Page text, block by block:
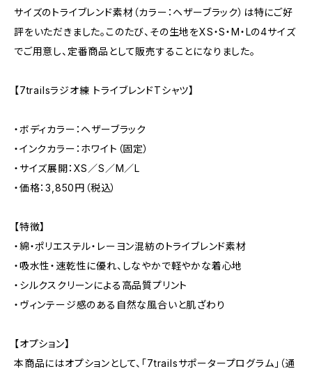
サイズのトライブレンド素材（カラー：ヘザーブラック）は特にご好
評をいただきました。このたび、その生地をXS・S・M・Lの4サイズ
でご用意し、定番商品として販売することになりました。
【7trailsラジオ練 トライブレンドTシャツ】
・ボディカラー：ヘザーブラック
・インクカラー：ホワイト（固定）
・サイズ展開：XS／S／M／L
・価格：3,850円（税込）
【特徴】
・綿・ポリエステル・レーヨン混紡のトライブレンド素材
・吸水性・速乾性に優れ、しなやかで軽やかな着心地
・シルクスクリーンによる高品質プリント
・ヴィンテージ感のある自然な風合いと肌ざわり
【オプション】
本商品にはオプションとして、「7trailsサポータープログラム」（通